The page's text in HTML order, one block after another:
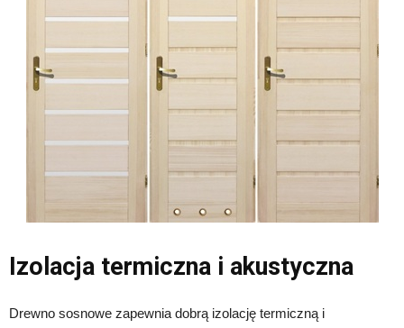
Izolacja termiczna i akustyczna
Drewno sosnowe zapewnia dobrą izolację termiczną i